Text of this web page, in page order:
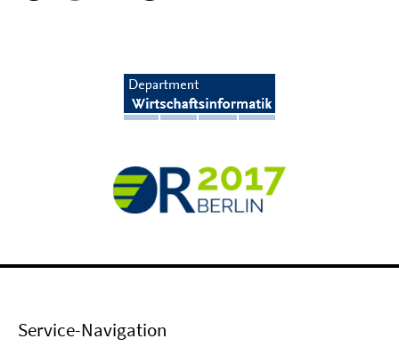
Service-Navigation